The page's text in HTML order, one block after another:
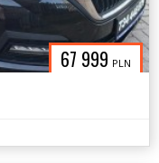
67 999 PLN